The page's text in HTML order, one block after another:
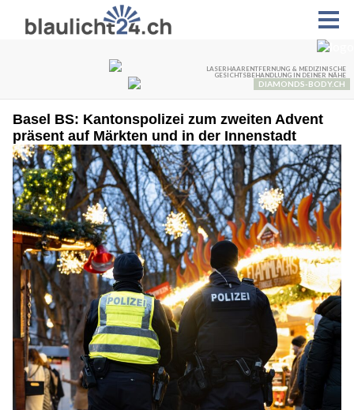
Basel BS: Kantonspolizei zum zweiten Advent
präsent auf Märkten und in der Innenstadt